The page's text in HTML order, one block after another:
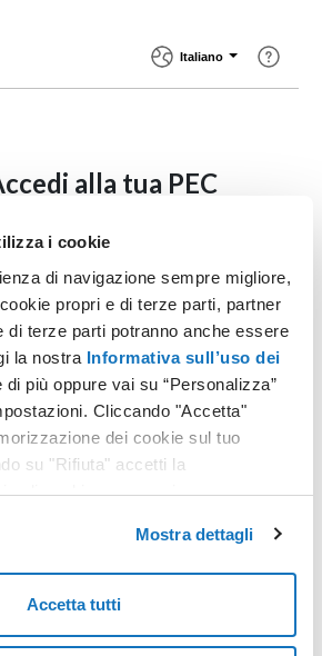
i cookie
di navigazione sempre migliore,
propri e di terze parti, partner
di terze parti potranno anche essere
la nostra Informativa sull’uso dei
di più oppure vai su “Personalizza”
Cliccando "Accetta"
dei cookie sul tuo
su "Rifiuta" accetti la
soli cookie necessari.
Mostra dettagli
Accetta tutti
Italiano
alla tua PEC
Webmail PEC